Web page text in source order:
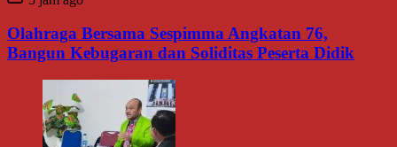
Olahraga Bersama Sespimma Angkatan 76,
Bangun Kebugaran dan Soliditas Peserta Didik